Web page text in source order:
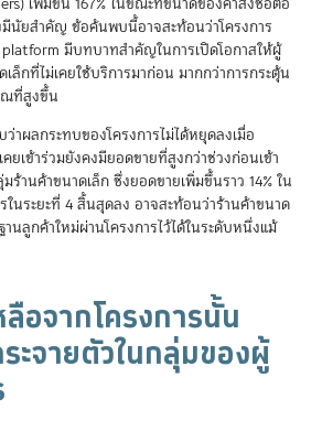
นัยสำคัญ ข้อค้นพบนี้อาจสะท้อนว่าโครงการ
มีบทบาทสำคัญในการเปิดโอกาสให้ผู้
ล็กที่ไม่เคยใช้บริการมาก่อน มากกว่าการกระตุ้น
ณที่สูงขึ้น
ผลกระทบของโครงการไม่ได้หยุดลงเมื่อ
ยเข้าร่วมยังคงมียอดขายที่สูงกว่าช่วงก่อนเข้า
มร้านค้าขนาดเล็ก ซึ่งยอดขายเพิ่มขึ้นราว 14% ใน
ในระยะที่ 4 สิ้นสุดลง อาจสะท้อนว่าร้านค้าขนาด
นลูกค้าใหม่ผ่านโครงการไว้ได้ในระดับหนึ่งแม้
ลือจากโครงการนั้น
ะจายตัวในกลุ่มของผู้